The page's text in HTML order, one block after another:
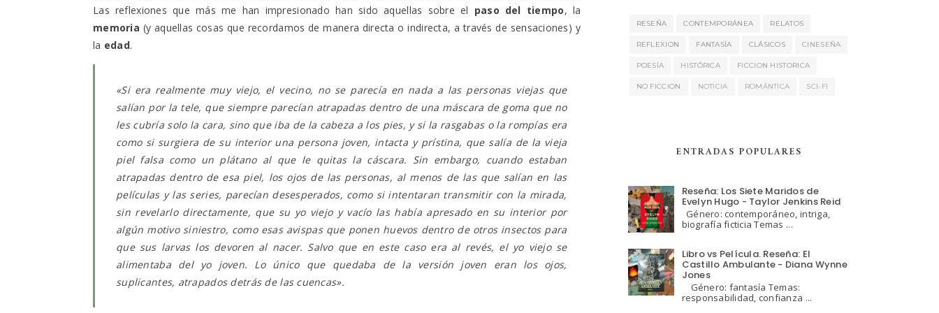
Las reflexiones que más me han impresionado han sido aquellas sobre el paso del tiempo, la
memoria (y aquellas cosas que recordamos de manera directa o indirecta, a través de sensaciones) y
la edad.
«Si era realmente muy viejo, el vecino, no se parecía en nada a las personas viejas que
salían por la tele, que siempre parecían atrapadas dentro de una máscara de goma que no
les cubría solo la cara, sino que iba de la cabeza a los pies, y si la rasgabas o la rompías era
como si surgiera de su interior una persona joven, intacta y prístina, que salía de la vieja
piel falsa como un plátano al que le quitas la cáscara. Sin embargo, cuando estaban
atrapadas dentro de esa piel, los ojos de las personas, al menos de las que salían en las
películas y las series, parecían desesperados, como si intentaran transmitir con la mirada,
sin revelarlo directamente, que su yo viejo y vacío las había apresado en su interior por
algún motivo siniestro, como esas avispas que ponen huevos dentro de otros insectos para
que sus larvas los devoren al nacer. Salvo que en este caso era al revés, el yo viejo se
alimentaba del yo joven. Lo único que quedaba de la versión joven eran los ojos,
suplicantes, atrapados detrás de las cuencas».
RESEÑA CONTEMPORÁNEA RELATOS
REFLEXION FANTASÍA CLÁSICOS CINESEÑA
POESÍA HISTÓRICA FICCION HISTORICA
NO FICCION NOTICIA ROMÁNTICA SCI-FI
ENTRADAS POPULARES
Reseña: Los Siete Maridos de
Evelyn Hugo - Taylor Jenkins Reid
Género: contemporáneo, intriga,
biografía ficticia Temas ...
Libro vs Película. Reseña: El
Castillo Ambulante - Diana Wynne
Jones
Género: fantasía Temas:
responsabilidad, confianza ...